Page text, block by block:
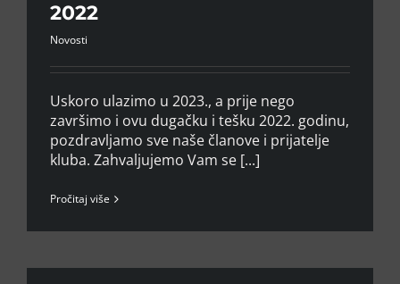
2022
Novosti
Uskoro ulazimo u 2023., a prije nego
završimo i ovu dugačku i tešku 2022. godinu,
pozdravljamo sve naše članove i prijatelje
kluba. Zahvaljujemo Vam se [...]
Pročitaj više